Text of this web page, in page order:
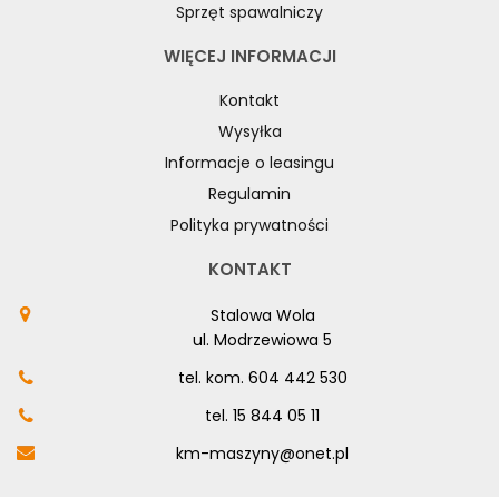
Sprzęt spawalniczy
WIĘCEJ INFORMACJI
Kontakt
Wysyłka
Informacje o leasingu
Regulamin
Polityka prywatności
KONTAKT
Stalowa Wola
ul. Modrzewiowa 5
tel. kom. 604 442 530
tel. 15 844 05 11
km-maszyny@onet.pl